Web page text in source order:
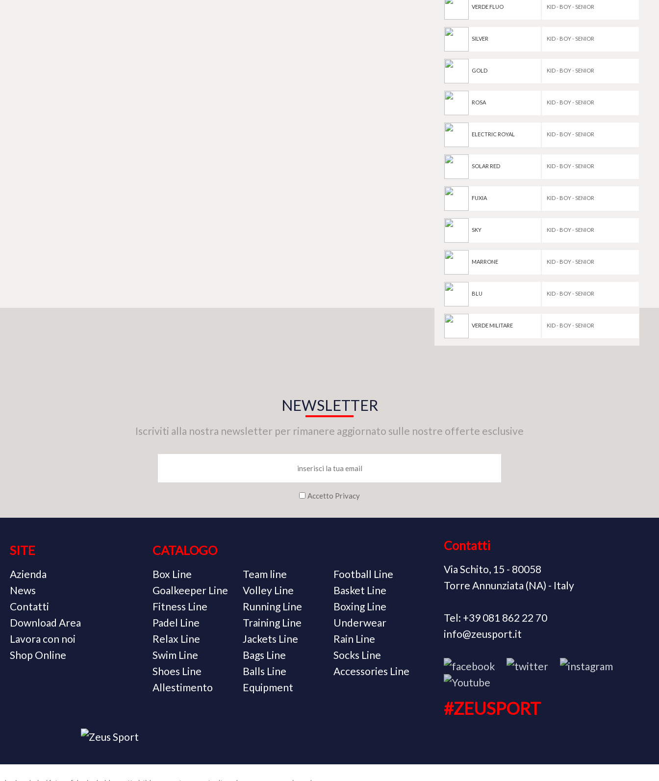
VERDE FLUO KID - BOY - SENIOR
SILVER KID - BOY - SENIOR
GOLD KID - BOY - SENIOR
ROSA KID - BOY - SENIOR
ELECTRIC ROYAL KID - BOY - SENIOR
SOLAR RED KID - BOY - SENIOR
FUXIA KID - BOY - SENIOR
SKY KID - BOY - SENIOR
MARRONE KID - BOY - SENIOR
BLU KID - BOY - SENIOR
VERDE MILITARE KID - BOY - SENIOR
NEWSLETTER
Iscriviti alla nostra newsletter per rimanere aggiornato sulle nostre offerte esclusive
Accetto Privacy
SITE
Azienda
News
Contatti
Download Area
Lavora con noi
Shop Online
CATALOGO
Box Line Team line
Football Line
Goalkeeper Line
Volley Line
Basket Line
Fitness Line
Running Line
Boxing Line
Padel Line
Training Line
Underwear
Relax Line
Jackets Line
Rain Line
Swim Line
Bags Line
Socks Line
Shoes Line
Balls Line
Accessories Line
Allestimento
Equipment
Contatti
Via Schito, 15 - 80058
Torre Annunziata (NA) - Italy
Tel: +39 081 862 22 70
info@zeusport.it
#ZEUSPORT